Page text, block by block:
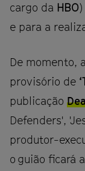
cargo da HBO
e para a
De momento,
provisório de
publicação
Defenders',
produtor-
o guião ficará